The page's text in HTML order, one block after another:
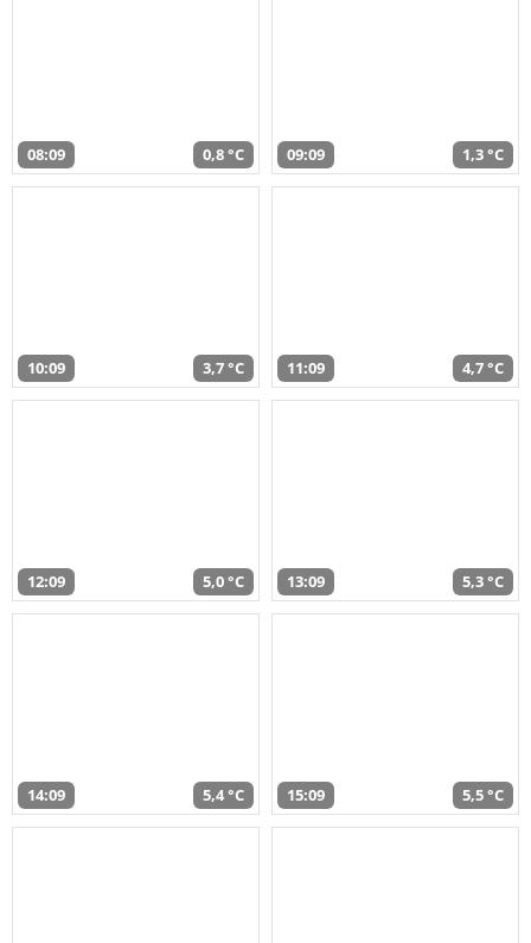
08:09 0,8 °C 09:09 1,3 °C
10:09 3,7 °C 11:09 4,7 °C
12:09 5,0 °C 13:09 5,3 °C
14:09 5,4 °C 15:09 5,5 °C